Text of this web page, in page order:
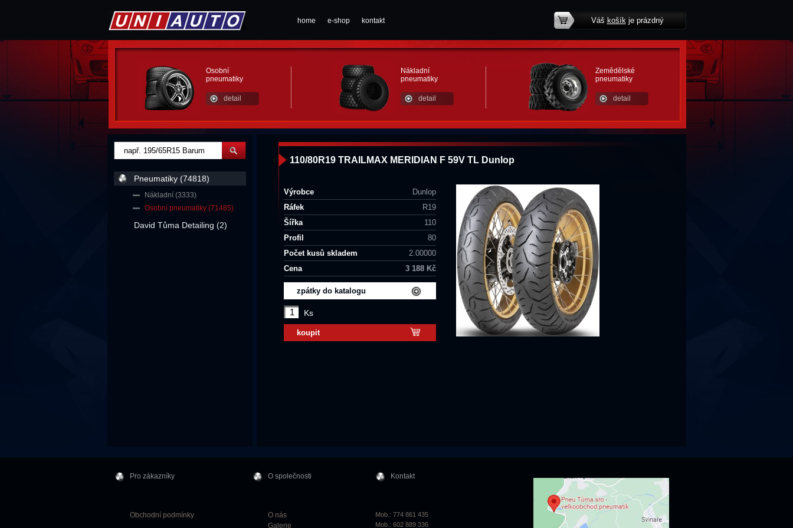
home e-shop kontakt Váš košíkje prázdný
Osobní
pneumatiky
detail
Nákladní
pneumatiky
detail
Zemědělské
pneumatiky
detail
110/80R19 TRAILMAX MERIDIAN F 59V TL Dunlop
Výrobce
Dunlop
Ráfek
R19
Šířka
110
Profil
80
Počet kusů skladem
2.00000
Cena
3 188 Kč
zpátky do katalogu
Ks
koupit
Pneumatiky (74818)
Nákladní (3333)
Osobní pneumatiky (71485)
David Tůma Detailing (2)
Pro zákazníky
Obchodní podmínky
O společnosti
O nás
Galerie
Kontakt
Mob.: 774 861 435
Mob.: 602 889 336